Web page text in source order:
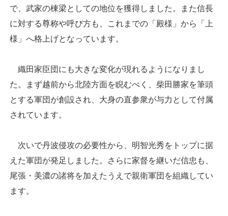
で、武家の棟梁としての地位を獲得しました。また信長
に対する尊称や呼び方も、これまでの「殿様」から「上
様」へ格上げとなっています。
織田家臣団にも大きな変化が現れるようになりまし
た。まず越前から北陸方面を睨むべく、柴田勝家を筆頭
とする軍団が創設され、大身の直参衆が与力として付属
されています。
次いで丹波侵攻の必要性から、明智光秀をトップに据
えた軍団が発足しました。さらに家督を継いだ信忠も、
尾張・美濃の諸将を加えたうえで親衛軍団を組織してい
ます。